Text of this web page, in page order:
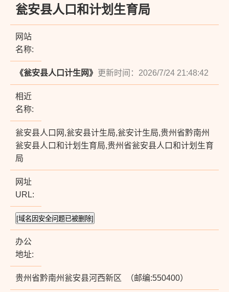
瓮安县人口和计划生育局
网站
名称:
《瓮安县人口计生网》 更新时间：2026/7/24 21:48:42
相近
名称:
瓮安县人口网,瓮安县计生局,瓮安计生局,贵州省黔南州
瓮安县人口和计划生育局,贵州省瓮安县人口和计划生育
局
网址
URL:
办公
地址:
贵州省黔南州瓮安县河西新区 （邮编:550400）